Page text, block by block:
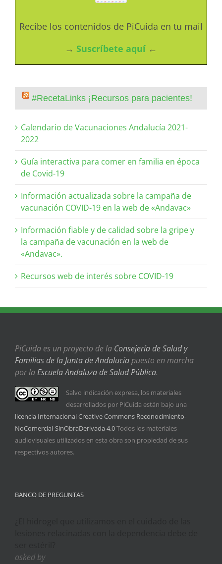
Recibe los contenidos de PiCuida en tu mail
→ Suscríbete aquí ←
#RecetaLinks ¡Recursos para pacientes!
Calendario de Vacunaciones Andalucía 2021-
2022
Guía interactiva para comer en familia en época
de Covid-19
Información actualizada sobre la campaña de
vacunación COVID-19 en la web de «Andavac»
Información fiable y de calidad sobre la gripe y
la campaña de vacunación en la web de
«Andavac».
Recursos web de interés sobre COVID-19
PiCuida es un proyecto de la Consejería de Salud y
Familias de la Junta de Andalucíapuesto en marcha
por laEscuela Andaluza de Salud Pública.
Salvo indicación expresa, los materiales
desarrollados por PiCuida están bajo una
licencia Internacional Creative Commons Reconocimiento-
NoComercial-SinObraDerivada 4.0Todos los materiales
audiovisuales utilizados en esta obra son propiedad de sus
respectivos autores.
BANCO DE PREGUNTAS
asked by